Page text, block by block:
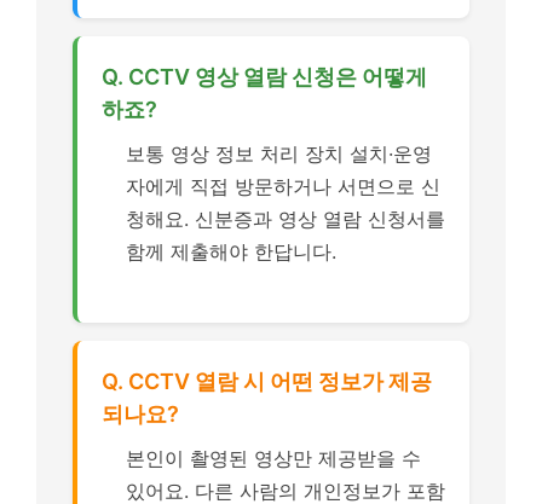
Q. CCTV 영상 열람 신청은 어떻게
하죠?
보통 영상 정보 처리 장치 설치·운영
자에게 직접 방문하거나 서면으로 신
청해요. 신분증과 영상 열람 신청서를
함께 제출해야 한답니다.
Q. CCTV 열람 시 어떤 정보가 제공
되나요?
본인이 촬영된 영상만 제공받을 수
있어요. 다른 사람의 개인정보가 포함